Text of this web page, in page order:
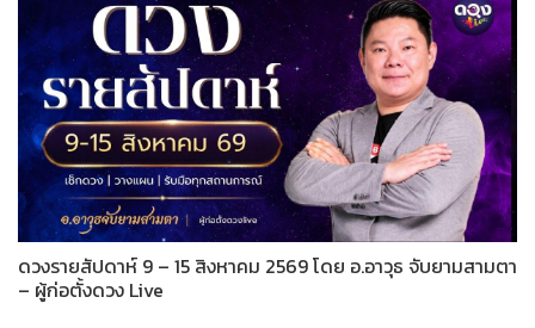
ดวงรายสัปดาห์ 9 – 15 สิงหาคม 2569 โดย อ.อาวุธ จับยามสามตา
– ผู้ก่อตั้งดวง Live